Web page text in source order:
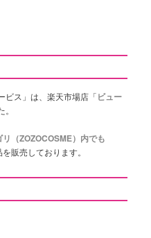
ビス」は、楽天市場店「ビュー
（ZOZOCOSME）内でも
販売しております。